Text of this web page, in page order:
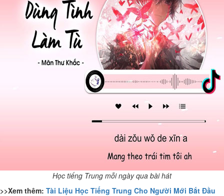
Học tiếng Trung mỗi ngày qua bài hát
>>Xem thêm: Tài Liệu Học Tiếng Trung Cho Người Mới Bắt Đầu